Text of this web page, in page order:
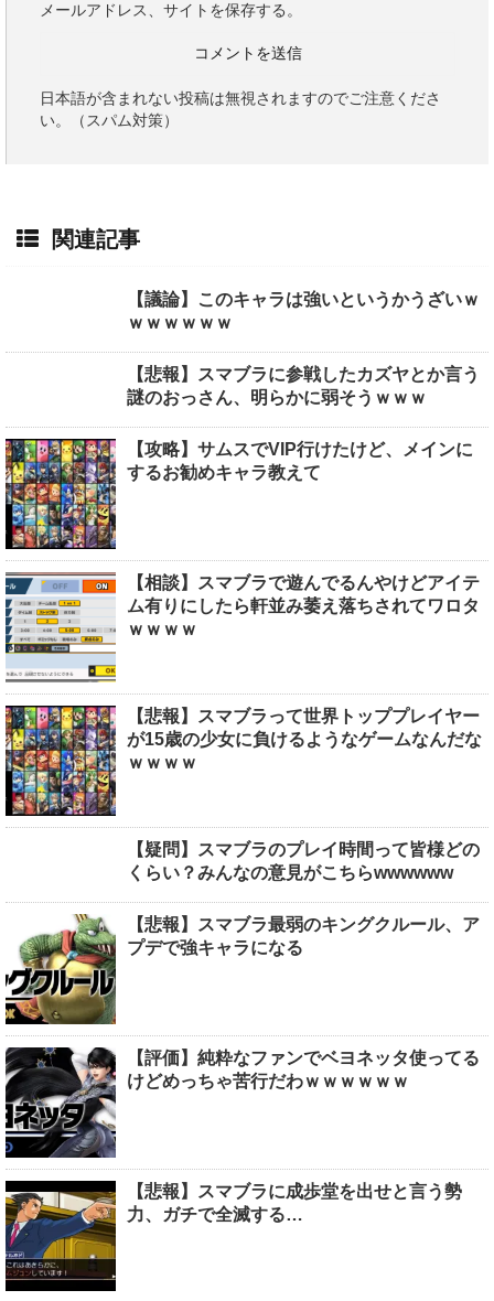
メールアドレス、サイトを保存する。
日本語が含まれない投稿は無視されますのでご注意くださ
い。（スパム対策）
関連記事
【議論】このキャラは強いというかうざいｗ
ｗｗｗｗｗｗ
【悲報】スマブラに参戦したカズヤとか言う
謎のおっさん、明らかに弱そうｗｗｗ
【攻略】サムスでVIP行けたけど、メインに
するお勧めキャラ教えて
【相談】スマブラで遊んでるんやけどアイテ
ム有りにしたら軒並み萎え落ちされてワロタ
ｗｗｗｗ
【悲報】スマブラって世界トッププレイヤー
が15歳の少女に負けるようなゲームなんだな
ｗｗｗｗ
【疑問】スマブラのプレイ時間って皆様どの
くらい？みんなの意見がこちらwwwwww
【悲報】スマブラ最弱のキングクルール、ア
プデで強キャラになる
【評価】純粋なファンでベヨネッタ使ってる
けどめっちゃ苦行だわｗｗｗｗｗｗ
【悲報】スマブラに成歩堂を出せと言う勢
力、ガチで全滅する…